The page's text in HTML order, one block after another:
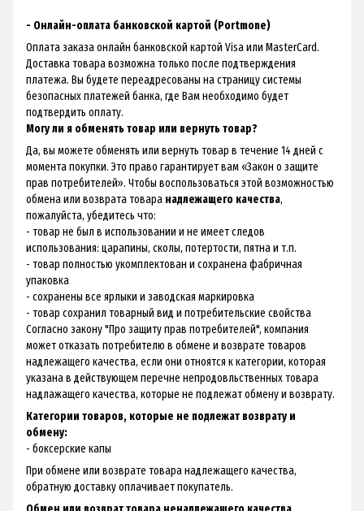
- Онлайн-оплата банковской картой (Portmone)
Оплата заказа онлайн банковской картой Visa или MasterCard.
Доставка товара возможна только после подтверждения
платежа. Вы будете переадресованы на страницу системы
безопасных платежей банка, где Вам необходимо будет
подтвердить оплату.
Могу ли я обменять товар или вернуть товар?
Да, вы можете обменять или вернуть товар в течение 14 дней с
момента покупки. Это право гарантирует вам «Закон о защите
прав потребителей». Чтобы воспользоваться этой возможностью
обмена или возврата товара надлежащего качества,
пожалуйста, убедитесь что:
- товар не был в использовании и не имеет следов
использования: царапины, сколы, потертости, пятна и т.п.
- товар полностью укомплектован и сохранена фабричная
упаковка
- сохранены все ярлыки и заводская маркировка
- товар сохранил товарный вид и потребительские свойства
Согласно закону "Про защиту прав потребителей", компания
может отказать потребителю в обмене и возврате товаров
надлежащего качества, если они отноятся к категории, которая
указана в действующем перечне непродовльственных товара
надлажащего качества, которые не подлежат обмену и возврату.
Категории товаров, которые не подлежат возврату и
обмену:
- боксерские капы
При обмене или возврате товара надлежащего качества,
обратную доставку оплачивает покупатель.